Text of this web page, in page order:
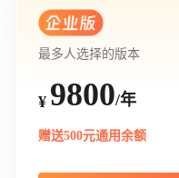
最多人选择的版本
¥ 9800/年
赠送500元通用余额